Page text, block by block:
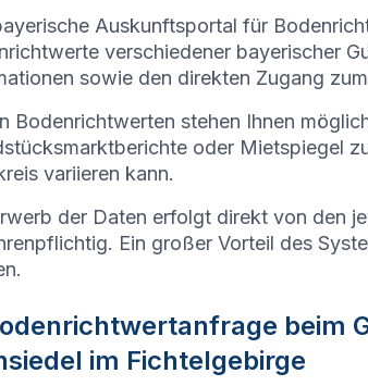
Auskunftsportal für
verschiedener bayerischer
sowie den direkten Zugang
Bodenrichtwerten stehen Ihnen
oder Mietspiegel
variieren kann.
der Daten erfolgt direkt von den
Ein großer Vorteil des
beim
im Fichtelgebirge